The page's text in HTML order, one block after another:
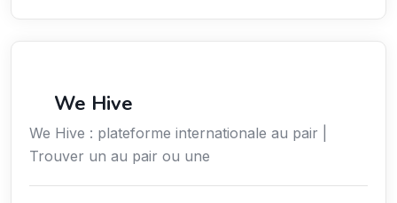
We Hive
We Hive : plateforme internationale au pair |
Trouver un au pair ou une